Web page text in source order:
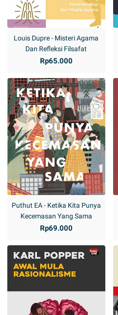
Louis Dupre - Misteri Agama
Dan Refleksi Filsafat
Rp65.000
Puthut EA - Ketika Kita Punya
Kecemasan Yang Sama
Rp69.000